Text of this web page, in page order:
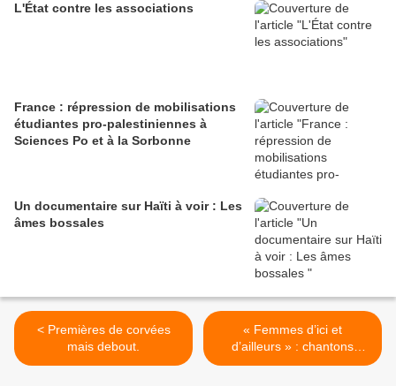
L'État contre les associations
France : répression de mobilisations
étudiantes pro-palestiniennes à
Sciences Po et à la Sorbonne
Un documentaire sur Haïti à voir : Les
âmes bossales
< Premières de corvées
mais debout.
« Femmes d’ici et
d’ailleurs » : chantons
ensemble le samedi 13